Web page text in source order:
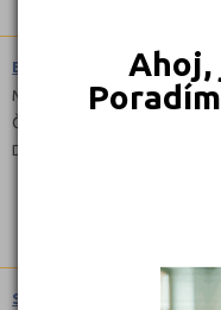
Ahoj,
Elektrotechnika (2641M01)
Maturitní
Čeština
Denní
Strojírenství (2341M01)